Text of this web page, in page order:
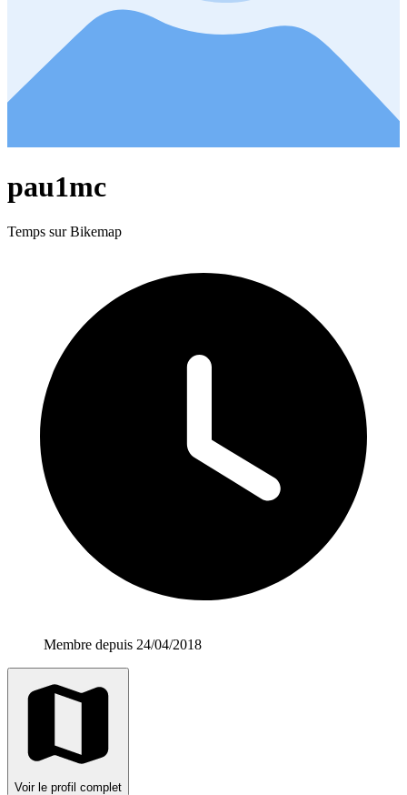
pau1mc
Temps sur Bikemap
Membre depuis 24/04/2018
Voir le profil complet